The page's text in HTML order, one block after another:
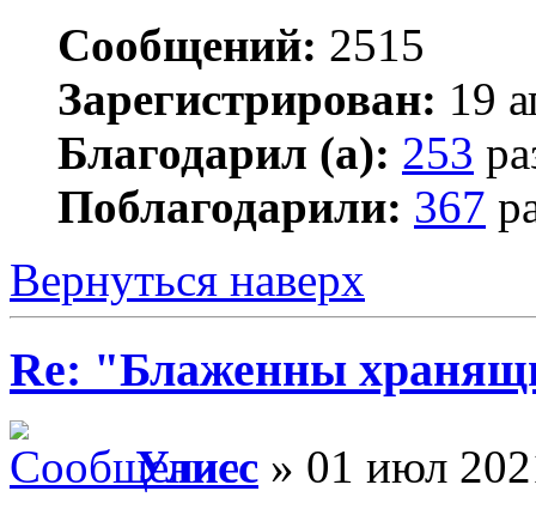
Сообщений: 2515
Зарегистрирован: 19
Благодарил (а): 253
Поблагодарили: 367
Вернуться наверх
Re: "Блаженны
Улисс » 01 июл